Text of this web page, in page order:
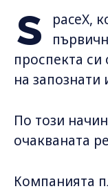
S
paceX,
проспекта
на запознати
По този
очакваната
Компанията